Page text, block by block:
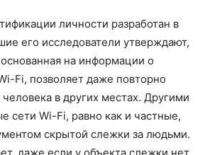
личности разработан в
его исследователи утверждают,
основанная на информации о
Fi, позволяет даже повторно
в других местах. Другими
сети Wi-Fi, равно как и частные,
скрытой слежки за людьми.